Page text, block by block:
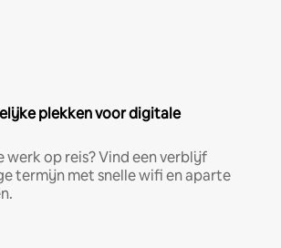
plekken voor digitale
werk op reis? Vind een verblijf
termijn met snelle wifi en aparte